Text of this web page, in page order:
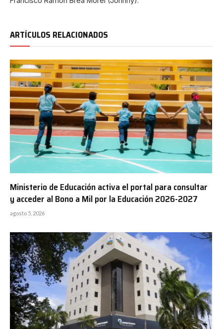
ARTÍCULOS RELACIONADOS
Ministerio de Educación activa el portal para consultar
y acceder al Bono a Mil por la Educación 2026-2027
agosto 5, 2026